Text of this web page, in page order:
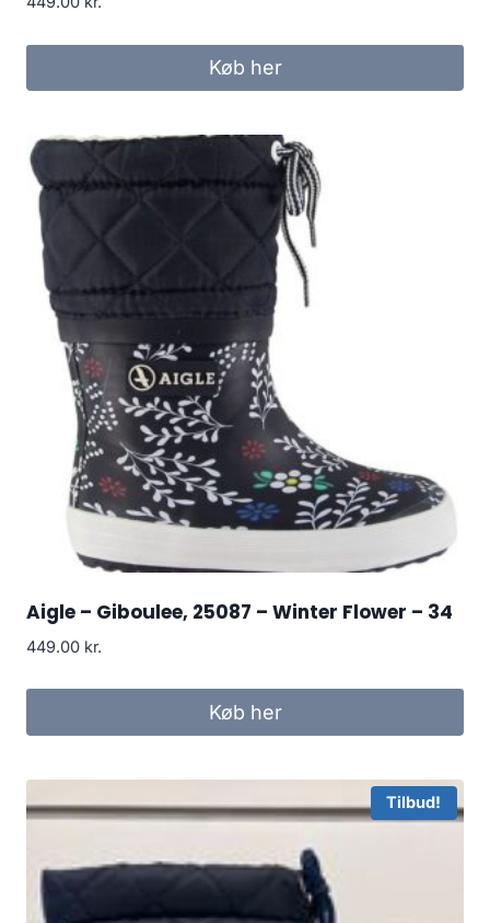
Køb her
Aigle – Giboulee, 25087 – Winter Flower – 34
449.00 kr.
Køb her
Tilbud!